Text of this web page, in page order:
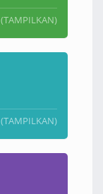
(TAMPILKAN)
(TAMPILKAN)